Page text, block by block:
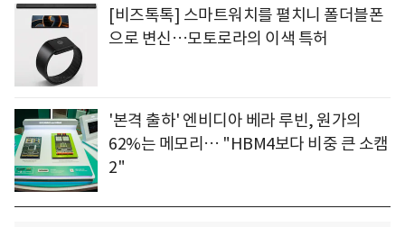
[비즈톡톡] 스마트워치를 펼치니 폴더블폰
으로 변신…모토로라의 이색 특허
'본격 출하' 엔비디아 베라 루빈, 원가의
62%는 메모리… "HBM4보다 비중 큰 소캠
2"